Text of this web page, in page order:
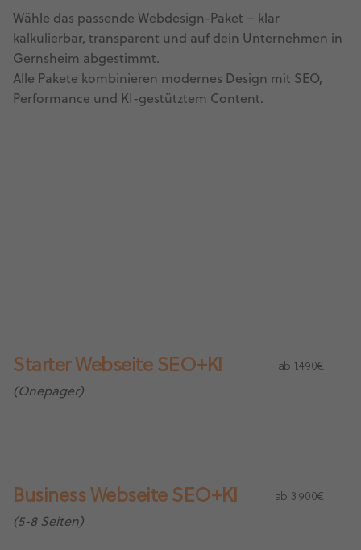
Wähle das passende Webdesign-Paket – klar
kalkulierbar, transparent und auf dein Unternehmen in
Gernsheim abgestimmt.
Alle Pakete kombinieren modernes Design mit SEO,
Performance und KI-gestütztem Content.
Starter Webseite SEO+KI ab 1.490€
(Onepager)
Business Webseite SEO+KI ab 3.900€
(5-8 Seiten)